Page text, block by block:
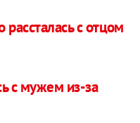
с отцом
с мужем из-за